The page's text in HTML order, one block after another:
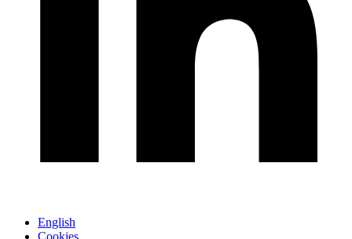
English